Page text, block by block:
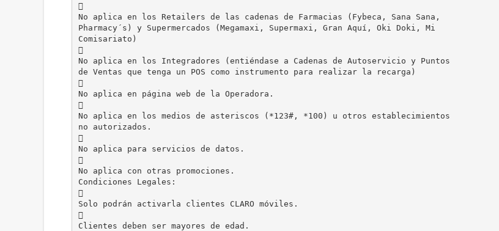

No aplica en los Retailers de las cadenas de Farmacias (Fybeca, Sana Sana,
Pharmacy´s) y Supermercados (Megamaxi, Supermaxi, Gran Aquí, Oki Doki, Mi
Comisariato)

No aplica en los Integradores (entiéndase a Cadenas de Autoservicio y Puntos
de Ventas que tenga un POS como instrumento para realizar la recarga)

No aplica en página web de la Operadora.

No aplica en los medios de asteriscos (*123#, *100) u otros establecimientos
no autorizados.

No aplica para servicios de datos.

No aplica con otras promociones.
Condiciones Legales:

Solo podrán activarla clientes CLARO móviles.

Clientes deben ser mayores de edad.